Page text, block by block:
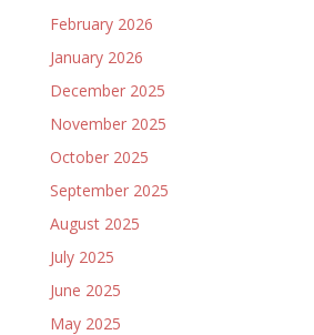
February 2026
January 2026
December 2025
November 2025
October 2025
September 2025
August 2025
July 2025
June 2025
May 2025